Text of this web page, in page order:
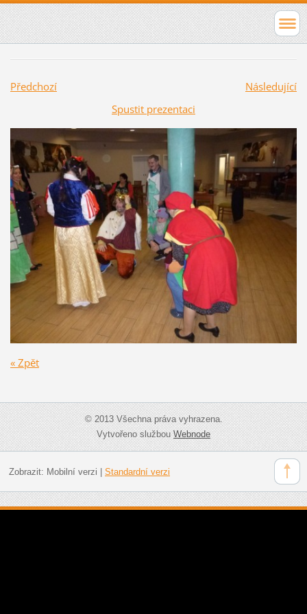
Předchozí
Následující
Spustit prezentaci
« Zpět
© 2013 Všechna práva vyhrazena.
Vytvořeno službouWebnode
Zobrazit: Mobilní verzi Standardní verzi